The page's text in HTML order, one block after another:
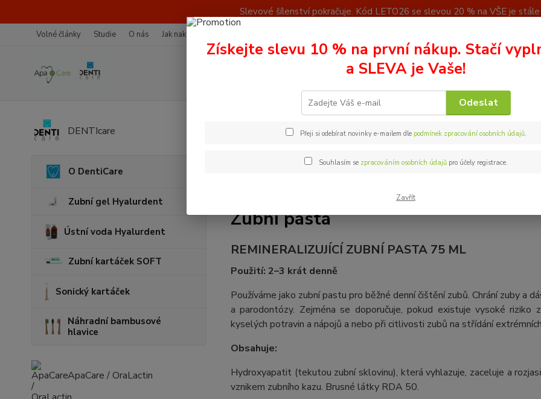
Slevové šílenství pokračuje. Kód LETO26 se slevou 20 % na VŠE je stále
Volné články Studie O nás Jak nakupovat
Hledat
DENTIcare
O DentiCare
Zubní gel Hyalurdent
Ústní voda Hyalurdent
Zubní kartáček SOFT
Sonický kartáček
Náhradní bambusové
hlavice
ApaCare / OraLactin
Zubní pasta
REMINERALIZUJÍCÍ ZUBNÍ PASTA 75 ML
Použití: 2–3 krát denně
Používáme jako zubní pastu pro běžné denní čištění zubů. Chrání zuby a
a parodontózy. Zejména se doporučuje, pokud existuje vysoké
kyselých potravin a nápojů a nebo při citlivosti zubů na střídání
Obsahuje:
Hydroxyapatit (tekutou zubní sklovinu), která vyhlazuje, zaceluje a
vznikem zubního kazu. Brusné látky RDA 50.
Získejte slevu 10 % na první nákup. Stačí
a SLEVA je Vaše!
Odeslat
Přeji si odebírat novinky e-mailem dle podmínek zpracování osobních údajů.
Souhlasím se zpracováním osobních údajůpro účely registrace.
Zavřít